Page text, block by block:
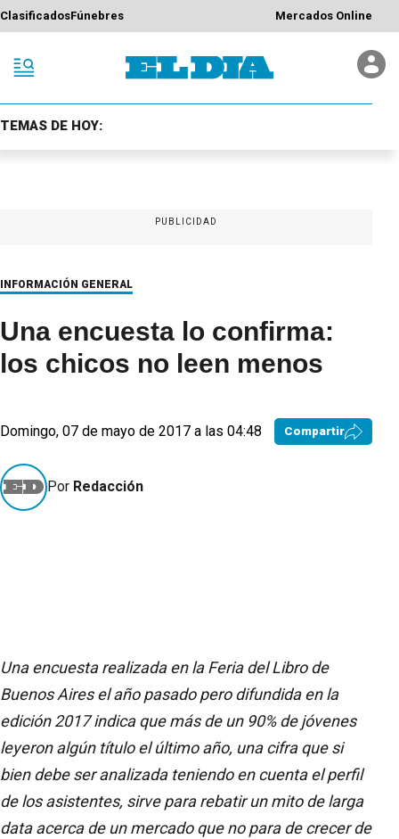
ClasificadosFúnebres Mercados Online
TEMAS DE HOY:
PUBLICIDAD
INFORMACIÓN GENERAL
Una encuesta lo confirma:
los chicos no leen menos
Domingo, 07 de mayo de 2017 a las 04:48 Compartir
Por Redacción
Una encuesta realizada en la Feria del Libro de
Buenos Aires el año pasado pero difundida en la
edición 2017 indica que más de un 90% de jóvenes
leyeron algún título el último año, una cifra que si
bien debe ser analizada teniendo en cuenta el perfil
de los asistentes, sirve para rebatir un mito de larga
data acerca de un mercado que no para de crecer de